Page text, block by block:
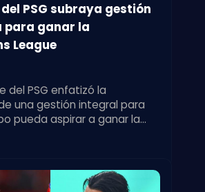
PSG subraya gestión
para ganar la
League
del PSG enfatizó la
una gestión integral para
pueda aspirar a ganar la